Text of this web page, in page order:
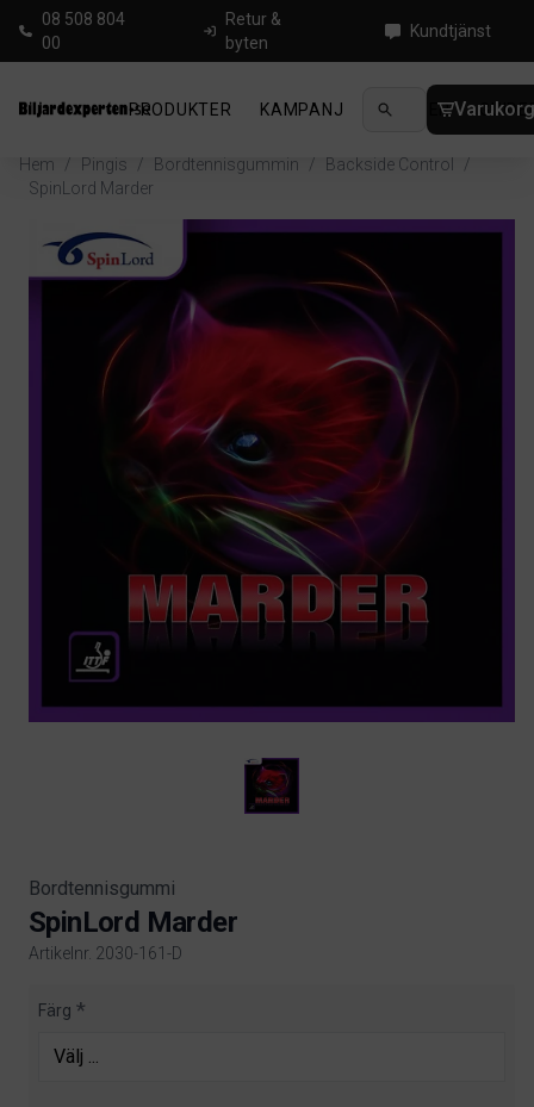
08 508 804
00
Retur &
byten
Kundtjänst
PRODUKTER KAMPANJ NYHETER
Hem / Pingis / Bordtennisgummin / Backside Control
/
SpinLord Marder
Bordtennisgummi
SpinLord Marder
Artikelnr. 2030-161-D
Product information
Färg